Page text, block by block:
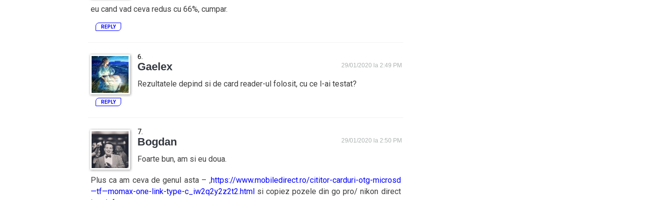
eu cand vad ceva redus cu 66%, cumpar.
REPLY
Gaelex 29/01/2020 la 2:49 PM
Rezultatele depind si de card reader-ul folosit, cu ce l-ai testat?
REPLY
Bogdan 29/01/2020 la 2:50 PM
Foarte bun, am si eu doua.
Plus ca am ceva de genul asta – ,https://www.mobiledirect.ro/cititor-carduri-otg-microsd
—tf—momax-one-link-type-c_iw2q2y2z2t2.htmlsi copiez pozele din go pro/ nikon direct